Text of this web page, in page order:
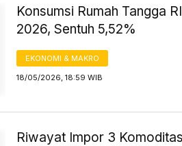
Konsumsi Rumah Tangga
2026, Sentuh 5,52%
EKONOMI & MAKRO
18/05/2026, 18:59 WIB
Riwayat Impor 3